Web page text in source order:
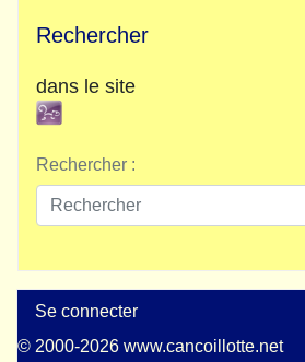
Rechercher
dans le site
Rechercher :
Se connecter
© 2000-2026 www.cancoillotte.net